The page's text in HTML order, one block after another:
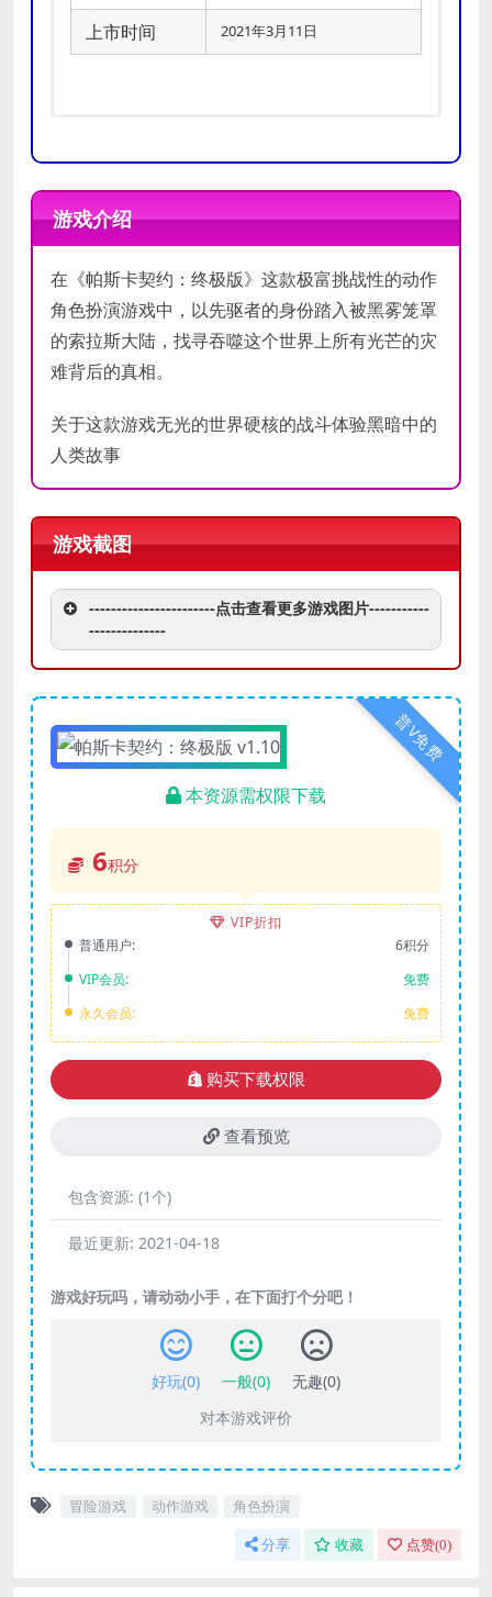
上市时间 2021年3月11日
处理器
Intel Core i3-2100 / AMD® FX-6300
内存
4 GB RAM
显卡
NVIDIA® GeForce GTX 750 Ti / ATI
Radeon HD 7950
DirectX
版本
存储空
声卡 DirectX 11 sound device
处理器
Intel Core i7-3770 / AMD® FX-8350
内存
8 GB RAM
显卡
NVIDIA® GeForce GTX 970 / ATI
Radeon R9 series
DirectX
版本
存储空
声卡 DirectX 11 sound device
游戏介绍
在《帕斯卡契约：终极版》这款极富挑战性的动作
角色扮演游戏中，以先驱者的身份踏入被黑雾笼罩
的索拉斯大陆，找寻吞噬这个世界上所有光芒的灾
难背后的真相。
关于这款游戏无光的世界硬核的战斗体验黑暗中的
人类故事
游戏截图
-----------------------点击查看更多游戏图片-----------
--------------
普V免费
本资源需权限下载
6积分
VIP折扣
普通用户:
6积分
VIP会员:
免费
永久会员:
免费
购买下载权限
查看预览
包含资源: (1个)
最近更新: 2021-04-18
游戏好玩吗，请动动小手，在下面打个分吧！
好玩(0) 一般(0) 无趣(0)
对本游戏评价
冒险游戏 动作游戏 角色扮演
分享 收藏 点赞(0)